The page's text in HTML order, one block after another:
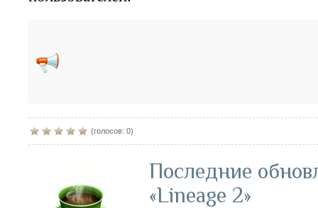
(голосов: 0)
Последние
«Lineage 2»